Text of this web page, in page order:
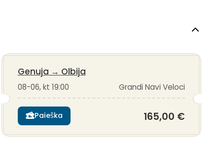
Genuja → Olbija
08-06, kt 19:00 Grandi Navi Veloci
Paieška 165,00 €